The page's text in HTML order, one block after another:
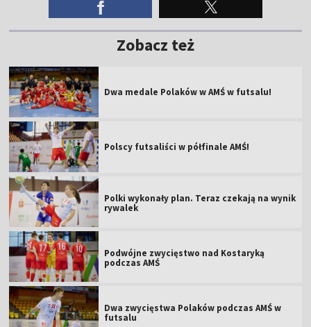
Zobacz też
Dwa medale Polaków w AMŚ w futsalu!
Polscy futsaliści w półfinale AMŚ!
Polki wykonały plan. Teraz czekają na wynik
rywalek
Podwójne zwycięstwo nad Kostaryką
podczas AMŚ
Dwa zwycięstwa Polaków podczas AMŚ w
futsalu